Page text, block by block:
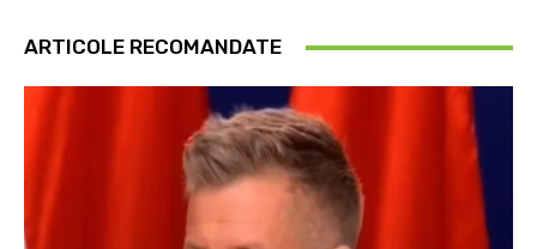
ARTICOLE RECOMANDATE